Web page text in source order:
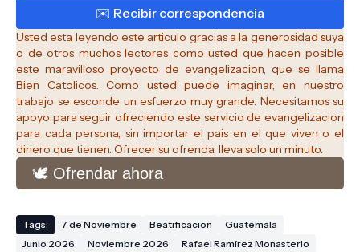
Usted esta leyendo este articulo gracias a la generosidad suya
o de otros muchos lectores como usted que hacen posible
este maravilloso proyecto de evangelizacion, que se llama
Bien Catolicos.Como usted puede imaginar, en nuestro
trabajo se esconde un esfuerzo muy grande. Necesitamos su
apoyo para seguir ofreciendo este servicio de evangelizacion
para cada persona, sin importar el pais en el que viven o el
dinero que tienen. Ofrecer su ofrenda, lleva solo un minuto.
🕊️ Ofrendar ahora
Tags: 7 de Noviembre Beatificacion
Guatemala
Junio 2026
Noviembre 2026 Rafael Ramírez Monasterio